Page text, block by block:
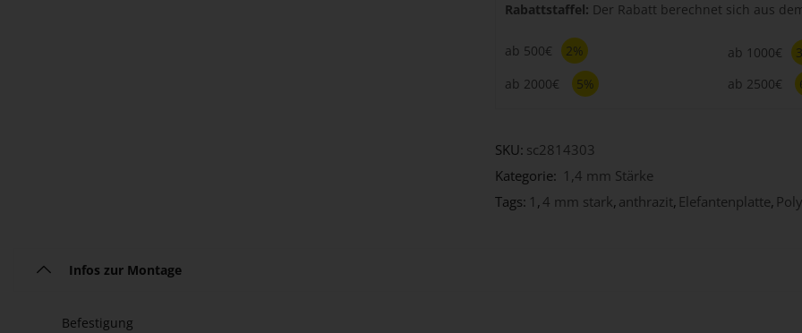
Rabattstaffel: Der Rabatt berechnet sich aus
ab 500€ 2% ab 1000€
ab 2000€
5% ab 2500€
SKU: sc2814303
Kategorie: 1,4 mm Stärke
Tags: 1 ,4 mm stark,anthrazit, Elefantenplatte,
Infos zur Montage
Befestigung